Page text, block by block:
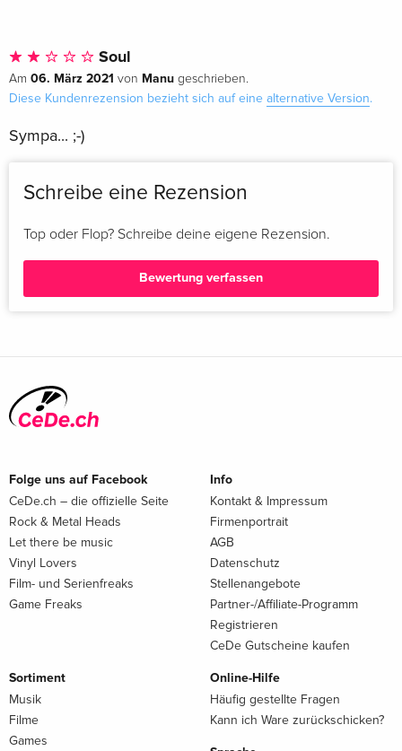
Soul
Am 06. März 2021 von Manu geschrieben.
Diese Kundenrezension bezieht sich auf eine alternative Version.
Sympa... ;-)
Schreibe eine Rezension
Top oder Flop? Schreibe deine eigene Rezension.
Bewertung verfassen
Folge uns auf Facebook
CeDe.ch – die offizielle Seite
Rock & Metal Heads
Let there be music
Vinyl Lovers
Film- und Serienfreaks
Game Freaks
Info
Kontakt & Impressum
Firmenportrait
AGB
Datenschutz
Stellenangebote
Partner-/Affiliate-Programm
Registrieren
CeDe Gutscheine kaufen
Sortiment
Musik
Filme
Games
Online-Hilfe
Häufig gestellte Fragen
Kann ich Ware zurückschicken?